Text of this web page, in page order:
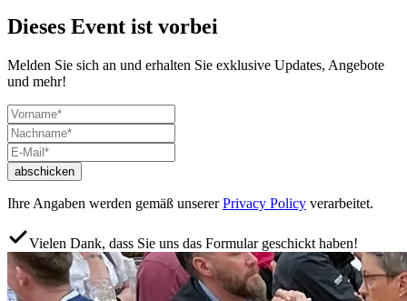
Dieses Event ist vorbei
Melden Sie sich an und erhalten Sie exklusive Updates, Angebote
und mehr!
abschicken
Ihre Angaben werden gemäß unsererPrivacy Policy verarbeitet.
Vielen Dank, dass Sie uns das Formular geschickt haben!